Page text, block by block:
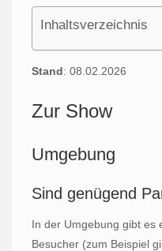
Inhaltsverzeichnis
Stand: 08.02.2026
Zur Show
Umgebung
Sind genügend
In der Umgebung gibt es
Besucher (zum Beispiel